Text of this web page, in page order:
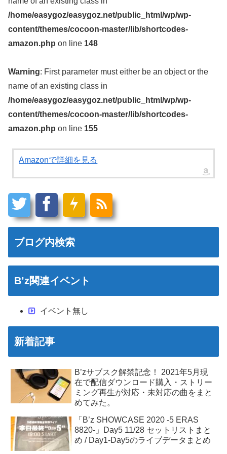
/home/easygoz/easygoz.net/public_html/wp/wp-
content/themes/cocoon-master/lib/shortcodes-
amazon.php on line 148
Warning: First parameter must either be an object or the
name of an existing class in
/home/easygoz/easygoz.net/public_html/wp/wp-
content/themes/cocoon-master/lib/shortcodes-
amazon.php on line 155
Amazonで詳細を見る
ブログ内検索
B’z関連イベント
イベント無し
新着記事
B’zサブスク解禁記念！ 2021年5月現
在で配信ダウンロード購入・ストリー
ミング再生が対応・未対応の曲をまと
めてみた。
「B’z SHOWCASE 2020 -5 ERAS
8820-」Day5 11/28 セットリストまと
め / Day1-Day5のライブデータまとめ